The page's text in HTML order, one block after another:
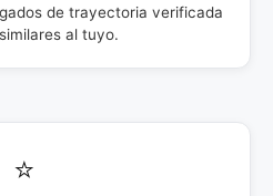
de trayectoria verificada
al tuyo.
⭐